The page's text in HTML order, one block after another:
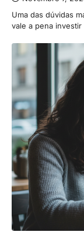
Uma das dúvidas
vale a pena